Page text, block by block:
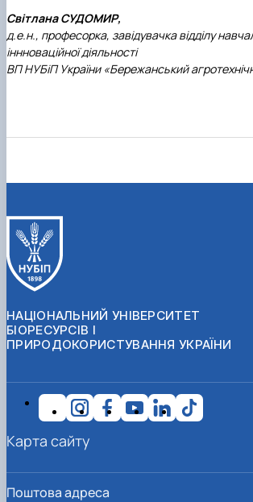
Світлана СУДОМИР,
д.е.н., професорка, завідувачка відділу
іннноваційної діяльності
ВП НУБіП України «Бережанський
НАЦІОНАЛЬНИЙ УНІВЕРСИТЕТ
БІОРЕСУРСІВ І
ПРИРОДОКОРИСТУВАННЯ УКРАЇНИ
Поштова адреса
Карта сайту